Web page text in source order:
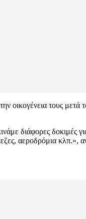
οικογένεια τους μετά
διάφορες δοκιμές
αεροδρόμια κλπ.»,